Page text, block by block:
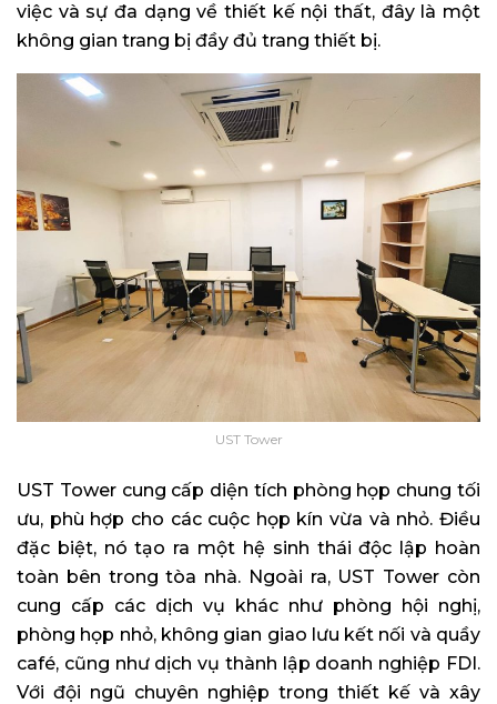
việc và sự đa dạng về thiết kế nội thất, đây là một
không gian trang bị đầy đủ trang thiết bị.
UST Tower
UST Tower cung cấp diện tích phòng họp chung tối
ưu, phù hợp cho các cuộc họp kín vừa và nhỏ. Điều
đặc biệt, nó tạo ra một hệ sinh thái độc lập hoàn
toàn bên trong tòa nhà. Ngoài ra, UST Tower còn
cung cấp các dịch vụ khác như phòng hội nghị,
phòng họp nhỏ, không gian giao lưu kết nối và quầy
café, cũng như dịch vụ thành lập doanh nghiệp FDI.
Với đội ngũ chuyên nghiệp trong thiết kế và xây